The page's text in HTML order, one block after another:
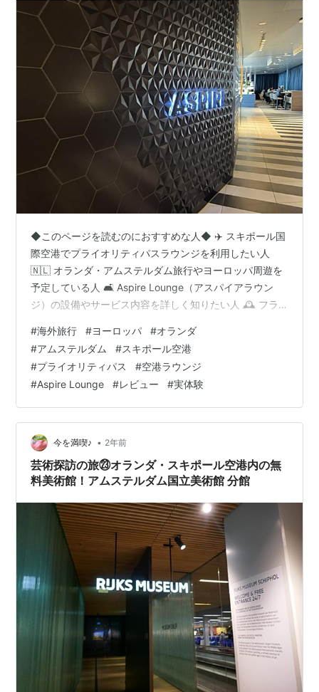
談】
◆このページを読むのにおすすめな人◆ ✈️ スキポール国
際空港でプライオリティパスラウンジを利用したい人
🇳🇱 オランダ・アムステルダム旅行やヨーロッパ周遊を
予定している人 🛋 Aspire Lounge（アスパイアラウン
ジ）の設備やサービス内容を詳しく知りたい人 🕰 フラ
する空港でのラウンジ利用時の注意点を事前に把握して
おきたい人 →このページで紹介する内容は、、 【オラン
ダ・スキポール空港の、プライオリティパスラウンジ実
体験】 オランダ・アムステルダムにあるスキポール国際
空港✈️は、ヨーロッパ旅行や世界各地への乗り継ぎにも
とても便利な…
#海外旅行 #ヨーロッパ #オランダ
#アムステルダム #スキポール空港
#プライオリティパス #空港ラウンジ
#Aspire Lounge #レビュー #実体験
今を満喫♪ • 2年前
芸術探訪の旅㉓オランダ・スキポール空港内の無
料美術館！アムステルダム国立美術館 分館